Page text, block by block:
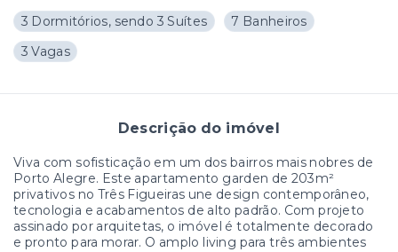
3 Dormitórios, sendo 3 Suítes
7 Banheiros
3 Vagas
Descrição do imóvel
Viva com sofisticação em um dos bairros mais nobres de
Porto Alegre. Este apartamento garden de 203m²
privativos no Três Figueiras une design contemporâneo,
tecnologia e acabamentos de alto padrão. Com projeto
assinado por arquitetas, o imóvel é totalmente decorado
e pronto para morar. O amplo living para três ambientes